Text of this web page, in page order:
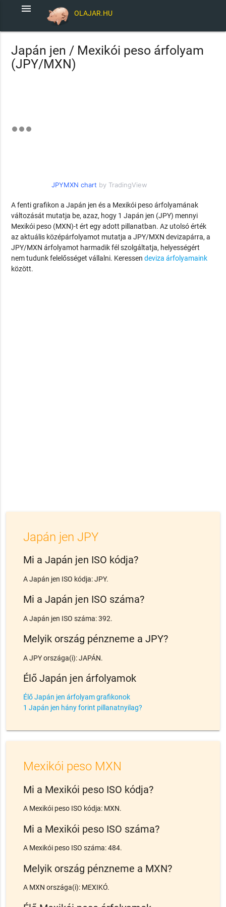
OLAJAR.HU
menu
Japán jen / Mexikói peso árfolyam
(JPY/MXN)
JPYMXN chart by TradingView
A fenti grafikon a Japán jen és a Mexikói peso árfolyamának
változását mutatja be, azaz, hogy 1 Japán jen (JPY) mennyi
Mexikói peso (MXN)-t ért egy adott pillanatban. Az utolsó érték
az aktuális középárfolyamot mutatja a JPY/MXN devizapárra, a
JPY/MXN árfolyamot harmadik fél szolgáltatja, helyességért
nem tudunk felelősséget vállalni. Keressendeviza árfolyamaink
között.
Japán jen JPY
Mi a Japán jen ISO kódja?
A Japán jen ISO kódja: JPY.
Mi a Japán jen ISO száma?
A Japán jen ISO száma: 392.
Melyik ország pénzneme a JPY?
A JPY országa(i): JAPÁN.
Élő Japán jen árfolyamok
Élő Japán jen árfolyam grafikonok
1 Japán jen hány forint pillanatnyilag?
Mexikói peso MXN
Mi a Mexikói peso ISO kódja?
A Mexikói peso ISO kódja: MXN.
Mi a Mexikói peso ISO száma?
A Mexikói peso ISO száma: 484.
Melyik ország pénzneme a MXN?
A MXN országa(i): MEXIKÓ.